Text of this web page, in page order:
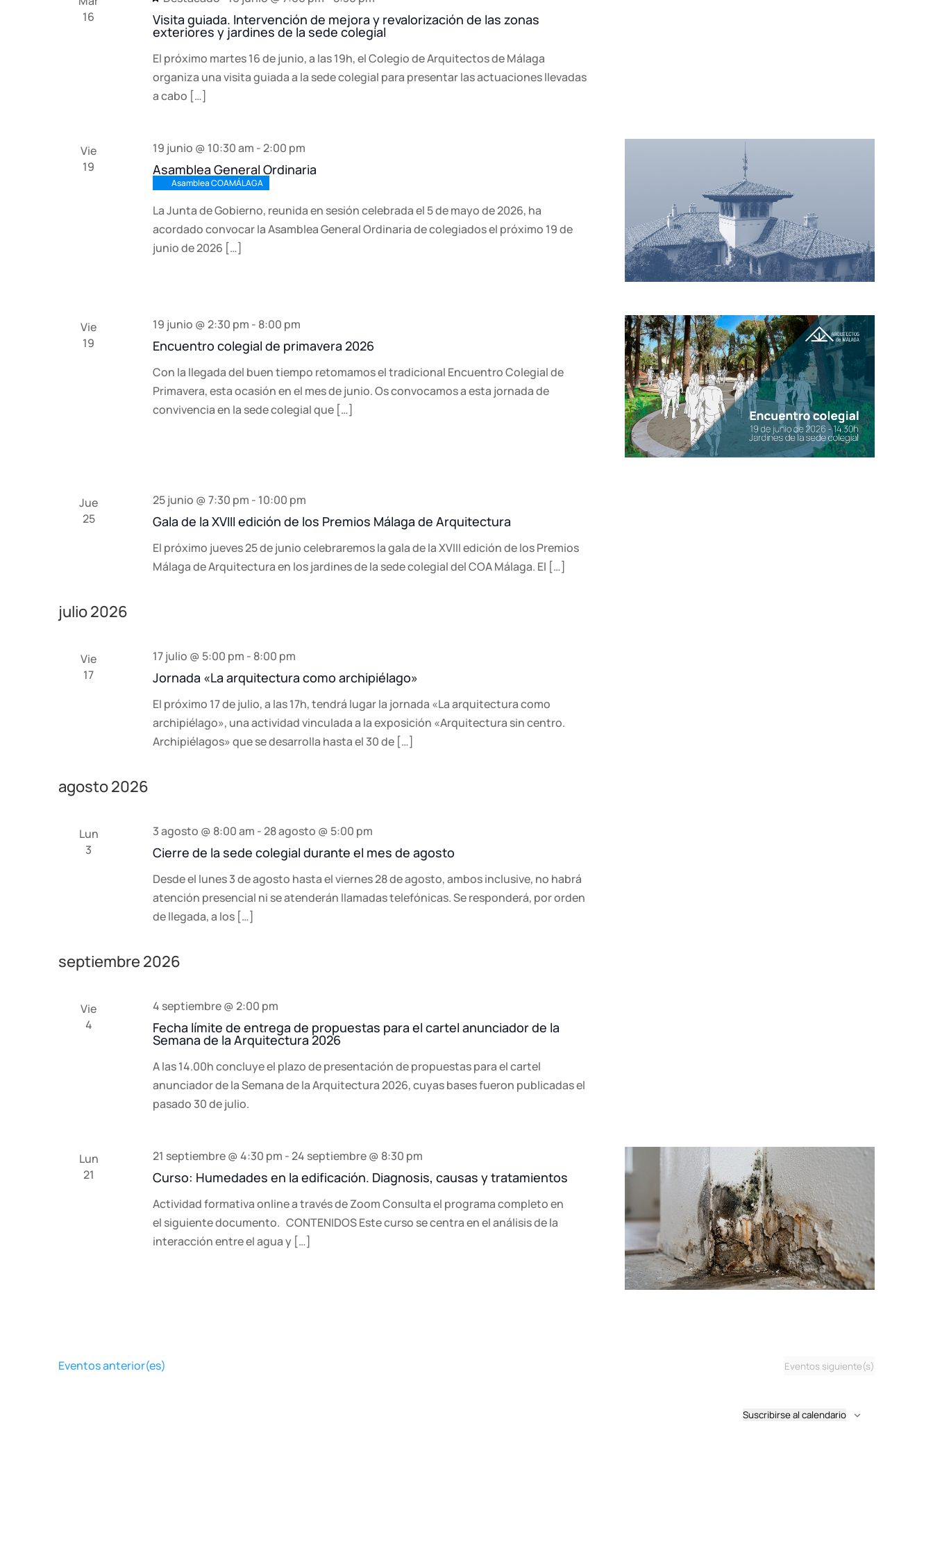
clave.16
Visita guiada. Intervención de mejora y revalorización de las zonas
exteriores y jardines de la sede colegial
El próximo martes 16 de junio, a las 19h, el Colegio de Arquitectos de Málaga
organiza una visita guiada a la sede colegial para presentar las actuaciones llevadas
a cabo […]
Vie
19
Asamblea General Ordinaria
19 junio @ 10:30 am -2:00 pm
Asamblea COAMÁLAGA
La Junta de Gobierno, reunida en sesión celebrada el 5 de mayo de 2026, ha
acordado convocar la Asamblea General Ordinaria de colegiados el próximo 19 de
junio de 2026 […]
Vie
19
Encuentro colegial de primavera 2026
19 junio @ 2:30 pm - 8:00 pm
Con la llegada del buen tiempo retomamos el tradicional Encuentro Colegial de
Primavera, esta ocasión en el mes de junio. Os convocamos a esta jornada de
convivencia en la sede colegial que […]
Jue
25
Gala de la XVIII edición de los Premios Málaga de Arquitectura
25 junio @ 7:30 pm - 10:00 pm
El próximo jueves 25 de junio celebraremos la gala de la XVIII edición de los Premios
Málaga de Arquitectura en los jardines de la sede colegial del COA Málaga. El […]
julio 2026
Vie
17
Jornada «La arquitectura como archipiélago»
17 julio @ 5:00 pm - 8:00 pm
El próximo 17 de julio, a las 17h, tendrá lugar la jornada «La arquitectura como
archipiélago», una actividad vinculada a la exposición «Arquitectura sin centro.
Archipiélagos» que se desarrolla hasta el 30 de […]
agosto 2026
Lun
3
Cierre de la sede colegial durante el mes de agosto
3 agosto @ 8:00 am -28 agosto @ 5:00 pm
Desde el lunes 3 de agosto hasta el viernes 28 de agosto, ambos inclusive, no habrá
atención presencial ni se atenderán llamadas telefónicas. Se responderá, por orden
de llegada, a los […]
septiembre 2026
Vie
4
Fecha límite de entrega de propuestas para el cartel anunciador de la
Semana de la Arquitectura 2026
4 septiembre @ 2:00 pm
A las 14.00h concluye el plazo de presentación de propuestas para el cartel
anunciador de la Semana de la Arquitectura 2026, cuyas bases fueron publicadas el
pasado 30 de julio.
Lun
21
Curso: Humedades en la edificación. Diagnosis, causas y tratamientos
21 septiembre @ 4:30 pm -24 septiembre @ 8:30 pm
Actividad formativa online a través de Zoom Consulta el programa completo en
el siguiente documento. CONTENIDOS Este curso se centra en el análisis de la
interacción entre el agua y […]
Eventosanterior(es) Eventos siguiente(s)
Suscribirse al calendario